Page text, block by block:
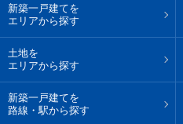
新築一戸建てを
エリアから探す
土地を
エリアから探す
新築一戸建てを
路線・駅から探す